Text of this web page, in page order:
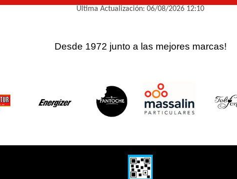
Última Actualización: 06/08/2026 12:10
Desde 1972 junto a las mejores marcas!